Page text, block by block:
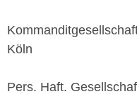
Köln
Pers. Haft.